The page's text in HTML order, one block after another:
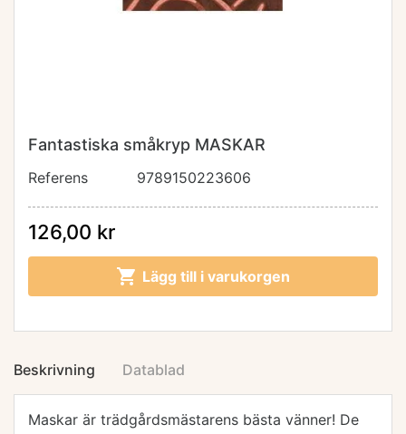
Fantastiska småkryp MASKAR
Referens 9789150223606
126,00 kr
 Lägg till i varukorgen
Beskrivning Datablad
Maskar är trädgårdsmästarens bästa vänner! De